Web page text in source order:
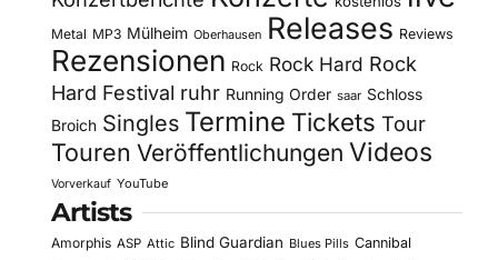
Metal MP3 Mülheim Oberhausen Releases Reviews
Rezensionen Rock Rock Hard Rock
Hard Festival ruhr Running Order saar Schloss
Broich Singles Termine Tickets Tour
Touren Veröffentlichungen Videos
Vorverkauf YouTube
Artists
Amorphis ASP Attic Blind Guardian Blues Pills Cannibal